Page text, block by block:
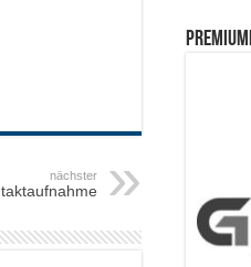
nächster